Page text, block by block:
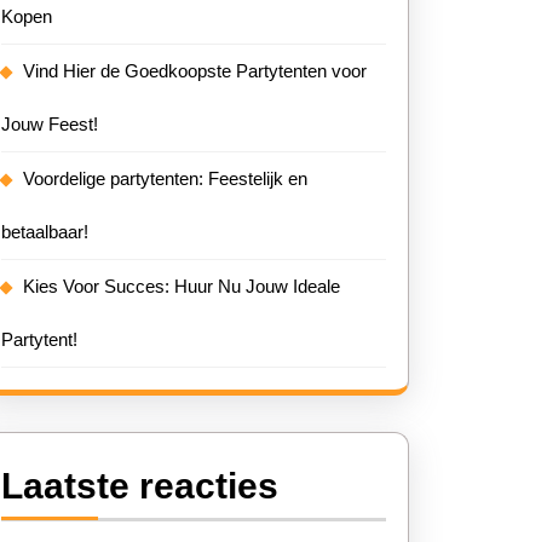
Kopen
Vind Hier de Goedkoopste Partytenten voor
Jouw Feest!
Voordelige partytenten: Feestelijk en
betaalbaar!
Kies Voor Succes: Huur Nu Jouw Ideale
Partytent!
Laatste reacties